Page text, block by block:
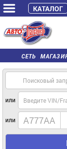
СЕТЬ
или
или
КАТАЛОГ